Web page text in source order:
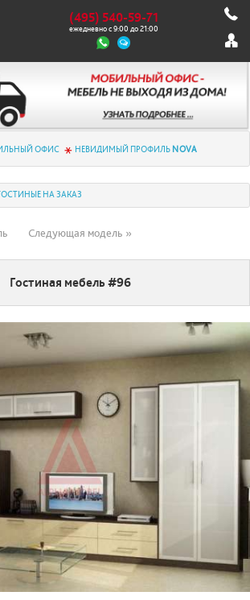
(495) 540-59-71
ежедневно с 9:00 до 21:00
ОФИС НЕВИДИМЫЙ ПРОФИЛЬ NOVA
НА ЗАКАЗ
Следующая модель »
Гостиная мебель #96